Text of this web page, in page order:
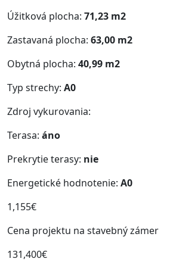
Úžitková plocha: 71,23 m2
Zastavaná plocha: 63,00 m2
Obytná plocha: 40,99 m2
Typ strechy: A0
Zdroj vykurovania:
Terasa: áno
Prekrytie terasy: nie
Energetické hodnotenie: A0
1,155€
Cena projektu na stavebný zámer
131,400€